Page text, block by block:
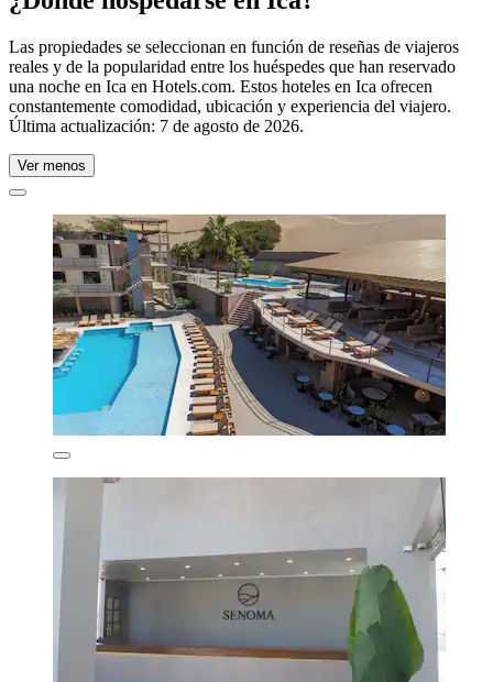
Las propiedades se seleccionan en función de reseñas de viajeros
reales y de la popularidad entre los huéspedes que han reservado
una noche en Ica en Hotels.com. Estos hoteles en Ica ofrecen
constantemente comodidad, ubicación y experiencia del viajero.
Última actualización: 7 de agosto de 2026.
Ver menos